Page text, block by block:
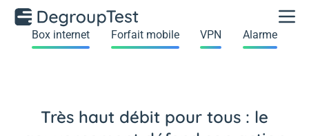
Box internet Forfait mobile VPN Alarme
Très haut débit pour tous : le